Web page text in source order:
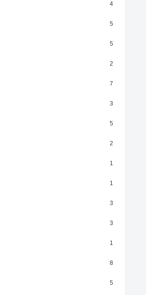
4
5
5
2
7
3
5
2
1
1
3
3
1
8
5